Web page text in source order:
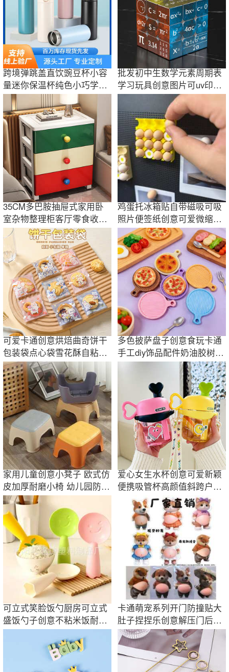
跨境弹跳盖直饮豌豆杯小容
量迷你保温杯纯色小巧学生
情侣礼品水杯
批发初中生数学元素周期表
学习玩具创意图片可uv印刷
三阶魔方
35CM多巴胺抽屉式家用卧
室杂物整理柜客厅零食收纳
柜夹缝床头柜子
鸡蛋托冰箱贴自带磁吸可吸
照片便签纸创意可爱微缩食
玩冰箱贴创意
可爱卡通创意烘焙曲奇饼干
包装袋点心袋雪花酥自粘自
封袋糖果袋
多色披萨盘子创意食玩卡通
手工diy饰品配件奶油胶树脂
小配件材料
家用儿童创意小凳子 欧式仿
皮加厚耐磨小椅 幼儿园防滑
拼色矮凳
爱心女生水杯创意可爱新颖
便携吸管杯高颜值斜跨户外
学生塑料杯子
可立式笑脸饭勺厨房可立式
盛饭勺子创意不粘米饭耐高
温塑料饭勺饭
卡通萌宠系列开门防撞贴大
肚子捏捏乐创意解压门后防
撞贴